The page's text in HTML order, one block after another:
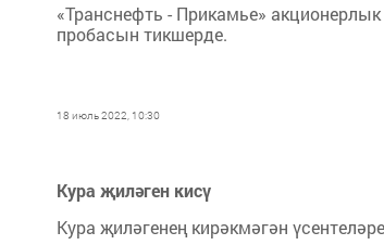
«Транснефть - Прикамье»
пробасын тикшерде.
18 июль 2022, 10:30
Кура җиләген кисү
Кура җиләгенең кирәкмәгән